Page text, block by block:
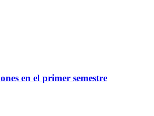
en el primer semestre